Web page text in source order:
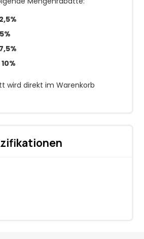
wird direkt im Warenkorb